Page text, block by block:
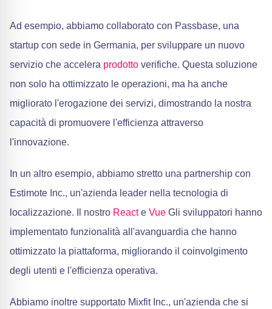
Ad esempio, abbiamo collaborato con Passbase, una
startup con sede in Germania, per sviluppare un nuovo
servizio che accelera prodotto verifiche. Questa soluzione
non solo ha ottimizzato le operazioni, ma ha anche
migliorato l'erogazione dei servizi, dimostrando la nostra
capacità di promuovere l'efficienza attraverso
l'innovazione.
In un altro esempio, abbiamo stretto una partnership con
Estimote Inc., un'azienda leader nella tecnologia di
localizzazione. Il nostro Reacte Vue Gli sviluppatori hanno
implementato funzionalità all'avanguardia che hanno
ottimizzato la piattaforma, migliorando il coinvolgimento
degli utenti e l'efficienza operativa.
Abbiamo inoltre supportato Mixfit Inc., un'azienda che si